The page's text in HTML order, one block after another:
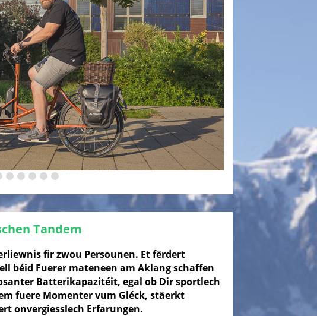
Tandem
fir zwou Persounen. Et fërdert
béid Fuerer mateneen am Aklang schaffen
Batterikapazitéit, egal ob Dir sportlech
fuere Momenter vum Gléck, stäerkt
onvergiesslech Erfarungen.